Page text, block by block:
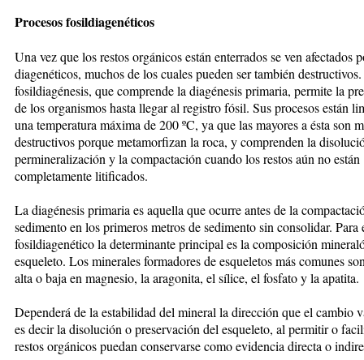
Procesos fosildiagenéticos
Una vez que los restos orgánicos están enterrados se ven afectados
diagenéticos, muchos de los cuales pueden ser también
fosildiagénesis, que comprende la diagénesis primaria, permite la
de los organismos hasta llegar al registro fósil. Sus procesos están
una temperatura máxima de 200 ºC, ya que las mayores a ésta son
destructivos porque metamorfizan la roca, y comprenden la
permineralización y la compactación cuando los restos aún no están
completamente litificados.
La diagénesis primaria es aquella que ocurre antes de la
sedimento en los primeros metros de sedimento sin consolidar. Para
fosildiagenético la determinante principal es la composición
esqueleto. Los minerales formadores de esqueletos más comunes
alta o baja en magnesio, la aragonita, el sílice, el fosfato y la apatita.
Dependerá de la estabilidad del mineral la dirección que el cambio
es decir la disolución o preservación del esqueleto, al permitir o
restos orgánicos puedan conservarse como evidencia directa o